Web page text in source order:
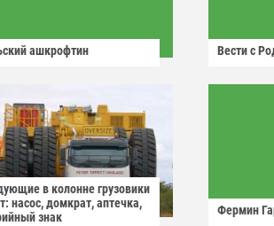
ашкрофтин Вести с
в колонне грузовики
насос, домкрат, аптечка,
знак
Фермин